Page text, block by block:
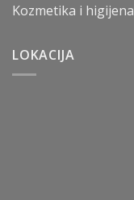
Kozmetika i higijena
LOKACIJA